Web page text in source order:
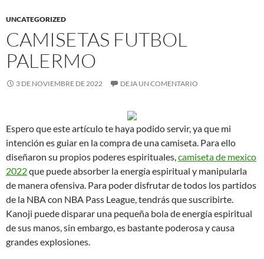
UNCATEGORIZED
CAMISETAS FUTBOL
PALERMO
3 DE NOVIEMBRE DE 2022 DEJA UN COMENTARIO
Espero que este artículo te haya podido servir, ya que mi
intención es guiar en la compra de una camiseta. Para ello
diseñaron su propios poderes espirituales,camiseta de mexico
2022que puede absorber la energía espiritual y manipularla
de manera ofensiva. Para poder disfrutar de todos los partidos
de la NBA con NBA Pass League, tendrás que suscribirte.
Kanoji puede disparar una pequeña bola de energía espiritual
de sus manos, sin embargo, es bastante poderosa y causa
grandes explosiones.